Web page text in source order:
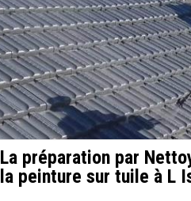
La préparation par
la peinture sur tuile à L